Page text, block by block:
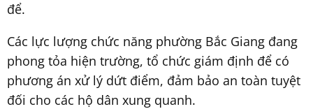
để.
Các lực lượng chức năng phường Bắc Giang đang
phong tỏa hiện trường, tổ chức giám định để có
phương án xử lý dứt điểm, đảm bảo an toàn tuyệt
đối cho các hộ dân xung quanh.